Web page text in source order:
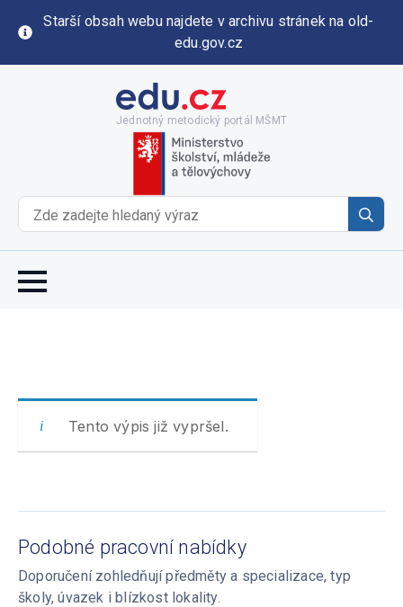
Starší obsah webu najdete v archivu stránek na old-
edu.gov.cz
Jednotný metodický portál MŠMT
for:
Tento výpis již vypršel.
Podobné pracovní nabídky
Doporučení zohledňují předměty a specializace, typ
školy, úvazek i blízkost lokality.